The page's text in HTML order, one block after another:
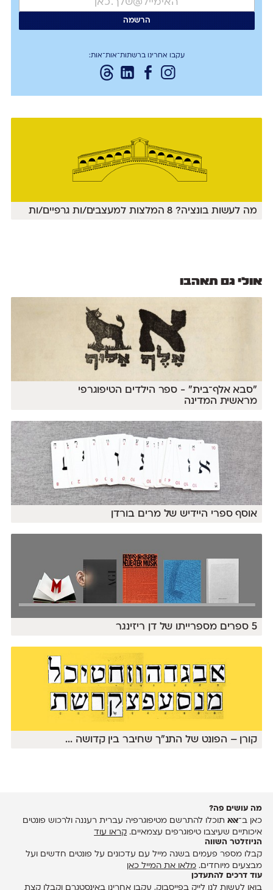
עקבו אחרינו ברשתות־אות־אות:
מה לעשות בונציה? 8 המלצות למעצבים/ות גרפיים/ות
אולי גם תאהבו
״סבא אלף־בית״ - ספר הילדים הטיפוגרפי
מראשית המדינה
אוסף ספרי היידיש של מרים בורדן
5 ספרים מספרייתו של דן ריזינגר
קורן – הפונט של התנ״ך שחיבר בין קדושה ...
מה עושים פה?
כאן ב־אאאתוכלו להתרשם מטיפוגרפיה עברית רעננה ולרכוש פונטים
איכותיים שעיצבו טיפוגרפים עצמאיים. קראו עוד
הניוזלטר השווה
קבלו מספר פעמים בשנה מייל עם עדכונים על פונטים חדשים ועל
מבצעים מיוחדים. מלאו את המייל כאן
עוד דרכים להתעדכן
בואו לעשות לנו לייק בפייסבוק, עקבו אחרינו באינסטגרם וקבלו קצת